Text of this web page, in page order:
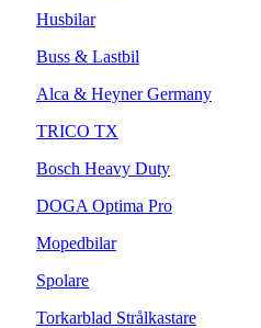
Husbilar
Buss & Lastbil
Alca & Heyner Germany
TRICO TX
Bosch Heavy Duty
DOGA Optima Pro
Mopedbilar
Spolare
Torkarblad Strålkastare